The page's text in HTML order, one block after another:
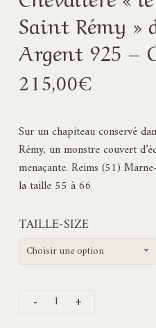
Saint Rémy »
Argent 925 –
215,00€
Sur un chapiteau conservé
Rémy, un monstre couvert
menaçante. Reims (51)
la taille 55 à 66
TAILLE-SIZE
Choisir une option